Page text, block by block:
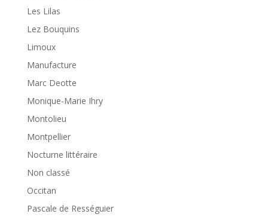
Les Lilas
Lez Bouquins
Limoux
Manufacture
Marc Deotte
Monique-Marie Ihry
Montolieu
Montpellier
Nocturne littéraire
Non classé
Occitan
Pascale de Rességuier